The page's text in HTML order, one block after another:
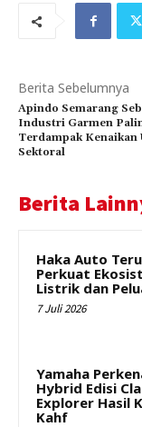
Berita Sebelumnya
Apindo Semarang
Industri Garmen
Terdampak Kenaikan
Sektoral
Berita
Haka Auto
Perkuat
Listrik dan
7 Juli 2026
Yamaha
Hybrid Edisi
Explorer Hasil
Kahf